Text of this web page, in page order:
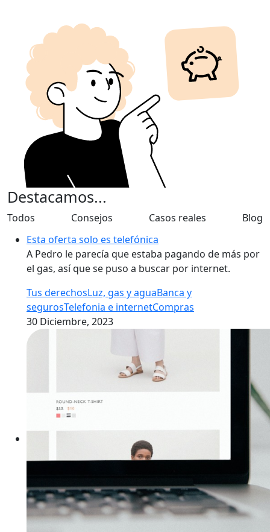
Destacamos...
Todos Consejos Casos reales
Blog
Esta oferta solo es telefónica
A Pedro le parecía que estaba pagando de más por
el gas, así que se puso a buscar por internet.
Tus derechosLuz, gas y aguaBanca y
segurosTelefonia e internetCompras
30 Diciembre, 2023